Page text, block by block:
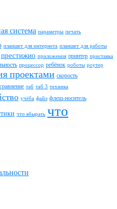
система параметры печать
планшет для интернета планшет для работы
престижио приложения принтер приставка
процессор ребёнок роботы роутер
проектами скорость
сравнение таб таб 3 техника
учёба файл флеш-носитель
что вбырать что